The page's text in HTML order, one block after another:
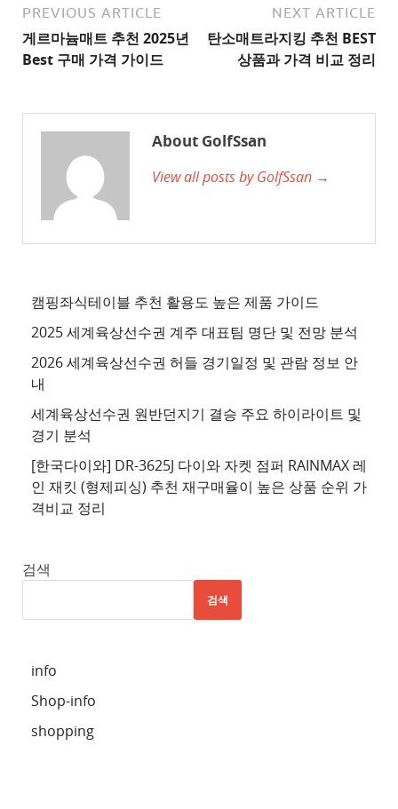
사
이
트
추
사
트
천
사
이
트
천
사
천
사
PREVIOUS ARTICLE
게르마늄매트 추천 2025년
Best 구매 가격 가이드
NEXT ARTICLE
탄소매트라지킹 추천 BEST
상품과 가격 비교 정리
About GolfSsan
View all posts by GolfSsan →
캠핑좌식테이블 추천 활용도 높은 제품 가이드
2025 세계육상선수권 계주 대표팀 명단 및 전망 분석
2026 세계육상선수권 허들 경기일정 및 관람 정보 안
내
세계육상선수권 원반던지기 결승 주요 하이라이트 및
경기 분석
[한국다이와] DR-3625J 다이와 자켓 점퍼 RAINMAX 레
인 재킷 (형제피싱) 추천 재구매율이 높은 상품 순위 가
격비교 정리
검색
검색
info
Shop-info
shopping